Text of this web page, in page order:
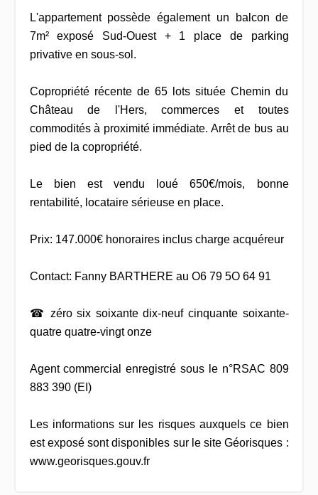
L'appartement possède également un balcon de
7m² exposé Sud-Ouest + 1 place de parking
privative en sous-sol.
Copropriété récente de 65 lots située Chemin du
Château de l'Hers, commerces et toutes
commodités à proximité immédiate. Arrêt de bus au
pied de la copropriété.
Le bien est vendu loué 650€/mois, bonne
rentabilité, locataire sérieuse en place.
Prix: 147.000€ honoraires inclus charge acquéreur
Contact: Fanny BARTHERE au O6 79 5O 64 91
☎ zéro six soixante dix-neuf cinquante soixante-
quatre quatre-vingt onze
Agent commercial enregistré sous le n°RSAC 809
883 390 (EI)
Les informations sur les risques auxquels ce bien
est exposé sont disponibles sur le site Géorisques :
www.georisques.gouv.fr